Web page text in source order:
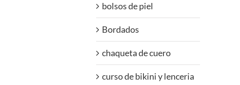
bolsos de piel
Bordados
chaqueta de cuero
curso de bikini y lenceria